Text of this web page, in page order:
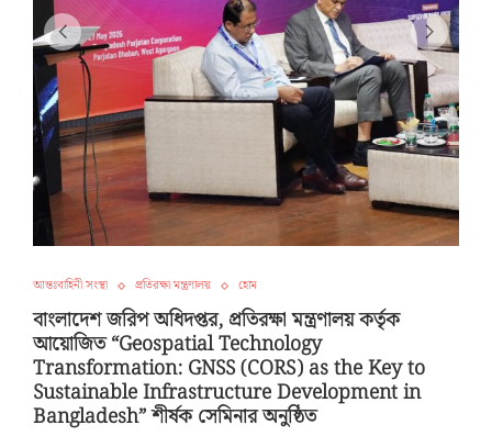
আন্তঃবাহিনী সংস্থা প্রতিরক্ষা মন্ত্রণালয় হোম
বাংলাদেশ জরিপ অধিদপ্তর, প্রতিরক্ষা মন্ত্রণালয় কর্তৃক
আয়োজিত “Geospatial Technology
Transformation: GNSS (CORS) as the Key to
Sustainable Infrastructure Development in
Bangladesh” শীর্ষক সেমিনার অনুষ্ঠিত